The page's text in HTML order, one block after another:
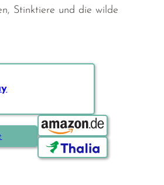
Stinktiere und die wilde
Bestellen über: